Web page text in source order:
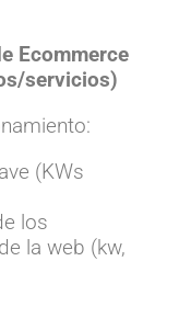
Ecommerce
servicios)
(KWs
los
la web (kw,